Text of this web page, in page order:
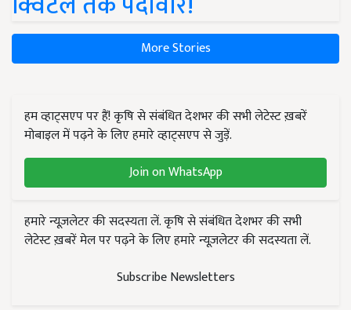
More Stories
हम व्हाट्सएप पर हैं! कृषि से संबंधित देशभर की सभी लेटेस्ट ख़बरें
मोबाइल में पढ़ने के लिए हमारे व्हाट्सएप से जुड़ें.
Join on WhatsApp
हमारे न्यूज़लेटर की सदस्यता लें. कृषि से संबंधित देशभर की सभी
लेटेस्ट ख़बरें मेल पर पढ़ने के लिए हमारे न्यूज़लेटर की सदस्यता लें.
Subscribe Newsletters